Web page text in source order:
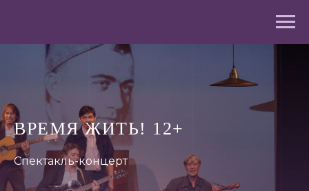
ВРЕМЯ ЖИТЬ! 12+
Спектакль-концерт